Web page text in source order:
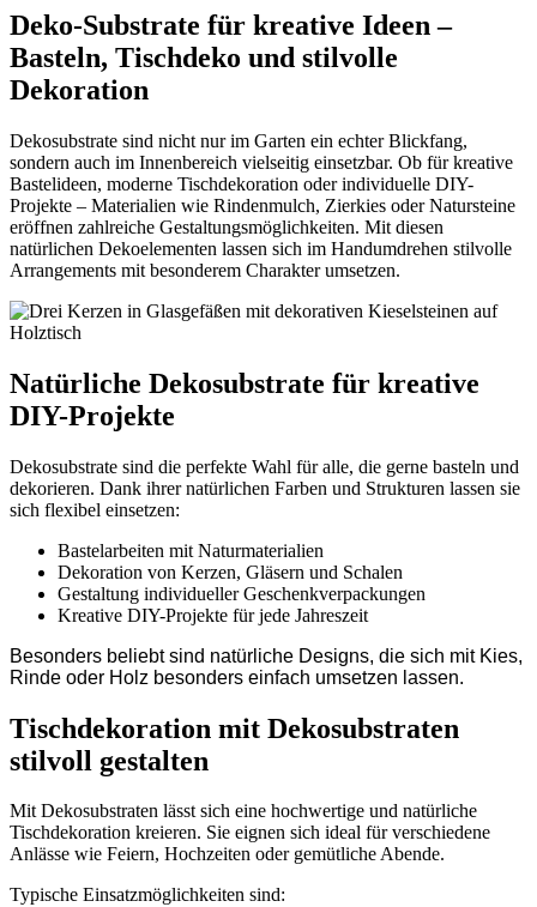
Deko-Substrate für kreative Ideen –
Basteln, Tischdeko und stilvolle
Dekoration
Dekosubstrate sind nicht nur im Garten ein echter Blickfang,
sondern auch im Innenbereich vielseitig einsetzbar. Ob für kreative
Bastelideen, moderne Tischdekoration oder individuelle DIY-
Projekte – Materialien wie Rindenmulch, Zierkies oder Natursteine
eröffnen zahlreiche Gestaltungsmöglichkeiten. Mit diesen
natürlichen Dekoelementen lassen sich im Handumdrehen stilvolle
Arrangements mit besonderem Charakter umsetzen.
Natürliche Dekosubstrate für kreative
DIY-Projekte
Dekosubstrate sind die perfekte Wahl für alle, die gerne basteln und
dekorieren. Dank ihrer natürlichen Farben und Strukturen lassen sie
sich flexibel einsetzen:
Bastelarbeiten mit Naturmaterialien
Dekoration von Kerzen, Gläsern und Schalen
Gestaltung individueller Geschenkverpackungen
Kreative DIY-Projekte für jede Jahreszeit
Besonders beliebt sind natürliche Designs, die sich mit Kies,
Rinde oder Holz besonders einfach umsetzen lassen.
Tischdekoration mit Dekosubstraten
stilvoll gestalten
Mit Dekosubstraten lässt sich eine hochwertige und natürliche
Tischdekoration kreieren. Sie eignen sich ideal für verschiedene
Anlässe wie Feiern, Hochzeiten oder gemütliche Abende.
Typische Einsatzmöglichkeiten sind: